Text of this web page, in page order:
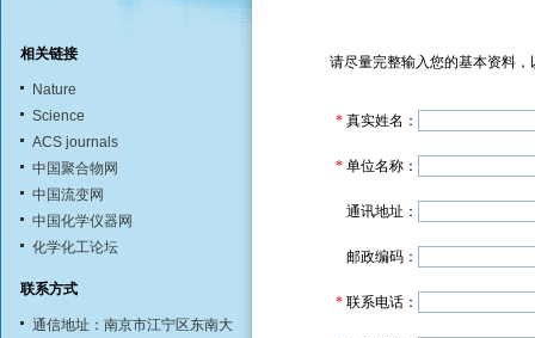
相关链接
Nature
Science
ACS journals
中国聚合物网
中国流变网
中国化学仪器网
化学化工论坛
联系方式
通信地址：南京市江宁区东南大
请尽量完整输入您的基本资料
* 真实姓名：
* 单位名称：
通讯地址：
邮政编码：
* 联系电话：